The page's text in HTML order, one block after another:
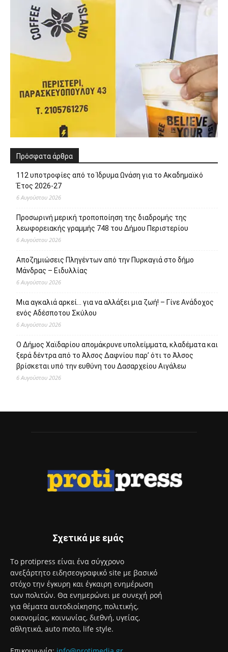
Πρόσφατα άρθρα
112 υποτροφίες από το Ίδρυμα Ωνάση για το Ακαδημαϊκό
Έτος 2026-27
6 Αυγούστου 2026
Προσωρινή μερική τροποποίηση της διαδρομής της
λεωφορειακής γραμμής 748 του Δήμου Περιστερίου
6 Αυγούστου 2026
Αποζημιώσεις Πληγέντων από την Πυρκαγιά στο δήμο
Μάνδρας – Ειδυλλίας
6 Αυγούστου 2026
Μια αγκαλιά αρκεί… για να αλλάξει μια ζωή! – Γίνε Ανάδοχος
ενός Αδέσποτου Σκύλου
6 Αυγούστου 2026
Ο Δήμος Χαϊδαρίου απομάκρυνε υπολείμματα, κλαδέματα και
ξερά δέντρα από το Άλσος Δαφνίου παρ’ ότι το Άλσος
βρίσκεται υπό την ευθύνη του Δασαρχείου Αιγάλεω
6 Αυγούστου 2026
Σχετικά με εμάς
Το protipress είναι ένα σύγχρονο
ανεξάρτητο ειδησεογραφικό site με βασικό
στόχο την έγκυρη και έγκαιρη ενημέρωση
των πολιτών. Θα ενημερώνει με συνεχή ροή
για θέματα αυτοδιοίκησης, πολιτικής,
οικονομίας, κοινωνίας, διεθνή, υγείας,
αθλητικά, auto moto, life style.